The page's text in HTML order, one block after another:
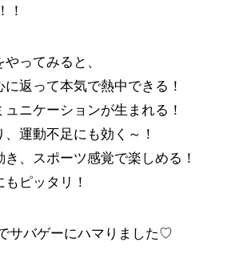
！
ってみると、
返って本気で熱中できる！
ニケーションが生まれる！
運動不足にも効く～！
、スポーツ感覚で楽しめる！
ピッタリ！
サバゲーにハマりました♡